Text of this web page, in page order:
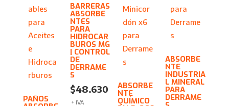
PAÑOS
BARRERAS
ABSORBE
NTES
PARA
HIDROCAR
BUROS MG
| CONTROL
DE
DERRAME
S
$48.630
+ IVA
ABSORBE
NTE
QUÍMICO
ABSORBE
NTE
INDUSTRIA
L MINERAL
PARA
DERRAME